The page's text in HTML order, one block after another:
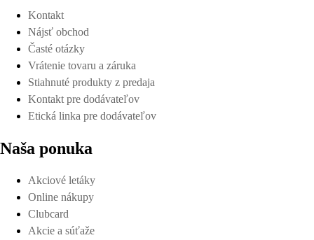
Kontakt
Nájsť obchod
Časté otázky
Vrátenie tovaru a záruka
Stiahnuté produkty z predaja
Kontakt pre dodávateľov
Etická linka pre dodávateľov
Naša ponuka
Akciové letáky
Online nákupy
Clubcard
Akcie a súťaže